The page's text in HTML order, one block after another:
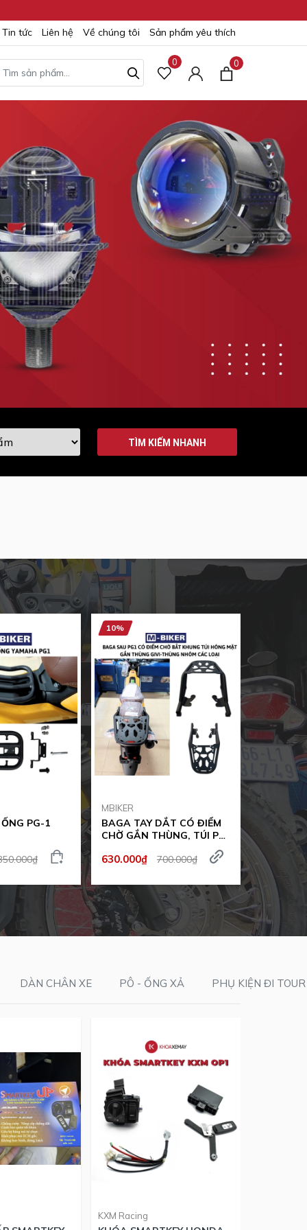
Tin tức Liên hệ Về chúng tôi Sản phẩm yêu thích
0 0
TÌM KIẾM NHANH
PG-1
10%
MBIKER
BAGA TAY DẮT CÓ ĐIỂM
CHỜ GẮN THÙNG, TÚI PG-
630.000₫ 700.000₫
MBIKER
BAGA
(MBIKER)
630.000₫
DÀN CHÂN XE PÔ - ỐNG XẢ PHỤ KIỆN ĐI TOUR
KXM Racing